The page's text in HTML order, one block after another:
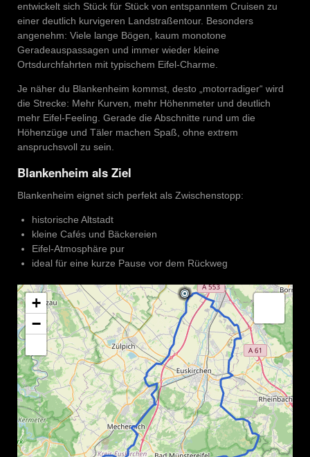
entwickelt sich Stück für Stück von entspanntem Cruisen zu
einer deutlich kurvigeren Landstraßentour. Besonders
angenehm: Viele lange Bögen, kaum monotone
Geradeauspassagen und immer wieder kleine
Ortsdurchfahrten mit typischem Eifel-Charme.
Je näher du Blankenheim kommst, desto „motorradiger“ wird
die Strecke: Mehr Kurven, mehr Höhenmeter und deutlich
mehr Eifel-Feeling. Gerade die Abschnitte rund um die
Höhenzüge und Täler machen Spaß, ohne extrem
anspruchsvoll zu sein.
Blankenheim als Ziel
Blankenheim eignet sich perfekt als Zwischenstopp:
historische Altstadt
kleine Cafés und Bäckereien
Eifel-Atmosphäre pur
ideal für eine kurze Pause vor dem Rückweg
+
−